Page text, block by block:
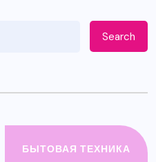
Search
БЫТОВАЯ ТЕХНИКА